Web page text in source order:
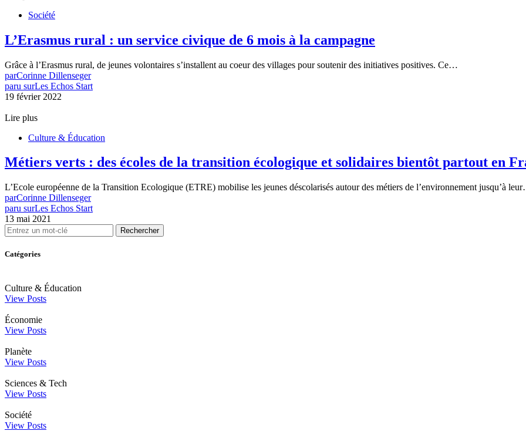
Société
L’Erasmus rural : un service civique de 6 mois à la campagne
Grâce à l’Erasmus rural, de jeunes volontaires s’installent au coeur des villages pour soutenir des initiatives positives. Ce…
parCorinne Dillenseger
paru surLes Echos Start
19 février 2022
Lire plus
Culture & Éducation
Métiers verts : des écoles de la transition écologique et solidaires bientôt partout en
L’Ecole européenne de la Transition Ecologique (ETRE) mobilise les jeunes déscolarisés autour des métiers de l’environnement jusqu’à
parCorinne Dillenseger
paru surLes Echos Start
13 mai 2021
Rechercher
Catégories
Culture & Éducation
View Posts
Économie
View Posts
Planète
View Posts
Sciences & Tech
View Posts
Société
View Posts